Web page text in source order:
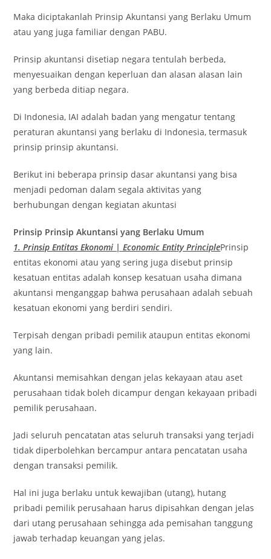
Maka diciptakanlah Prinsip Akuntansi yang Berlaku Umum
atau yang juga familiar dengan PABU.
Prinsip akuntansi disetiap negara tentulah berbeda,
menyesuaikan dengan keperluan dan alasan alasan lain
yang berbeda ditiap negara.
Di Indonesia, IAI adalah badan yang mengatur tentang
peraturan akuntansi yang berlaku di Indonesia, termasuk
prinsip prinsip akuntansi.
Berikut ini beberapa prinsip dasar akuntansi yang bisa
menjadi pedoman dalam segala aktivitas yang
berhubungan dengan kegiatan akuntasi
Prinsip Prinsip Akuntansi yang Berlaku Umum
1. Prinsip Entitas Ekonomi | Economic Entity PrinciplePrinsip
entitas ekonomi atau yang sering juga disebut prinsip
kesatuan entitas adalah konsep kesatuan usaha dimana
akuntansi menganggap bahwa perusahaan adalah sebuah
kesatuan ekonomi yang berdiri sendiri.
Terpisah dengan pribadi pemilik ataupun entitas ekonomi
yang lain.
Akuntansi memisahkan dengan jelas kekayaan atau aset
perusahaan tidak boleh dicampur dengan kekayaan pribadi
pemilik perusahaan.
Jadi seluruh pencatatan atas seluruh transaksi yang terjadi
tidak diperbolehkan bercampur antara pencatatan usaha
dengan transaksi pemilik.
Hal ini juga berlaku untuk kewajiban (utang), hutang
pribadi pemilik perusahaan harus dipisahkan dengan jelas
dari utang perusahaan sehingga ada pemisahan tanggung
jawab terhadap keuangan yang jelas.